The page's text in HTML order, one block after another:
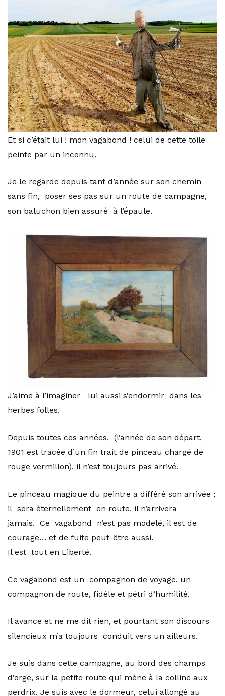
Et si c’était lui ! mon vagabond ! celui de cette toile
peinte par un inconnu.
Je le regarde depuis tant d’année sur son chemin
sans fin, poser ses pas sur un route de campagne,
son baluchon bien assuré à l’épaule.
J’aime à l’imaginer lui aussi s’endormir dans les
herbes folles.
Depuis toutes ces années, (l’année de son départ,
1901 est tracée d’un fin trait de pinceau chargé de
rouge vermillon), il n’est toujours pas arrivé.
Le pinceau magique du peintre a différé son arrivée ;
il sera éternellement en route, il n’arrivera
jamais. Ce vagabond n’est pas modelé, il est de
courage… et de fuite peut-être aussi.
Il est tout en Liberté.
Ce vagabond est un compagnon de voyage, un
compagnon de route, fidèle et pétri d’humilité.
Il avance et ne me dit rien, et pourtant son discours
silencieux m’a toujours conduit vers un ailleurs.
Je suis dans cette campagne, au bord des champs
d’orge, sur la petite route qui mène à la colline aux
perdrix. Je suis avec le dormeur, celui allongé au